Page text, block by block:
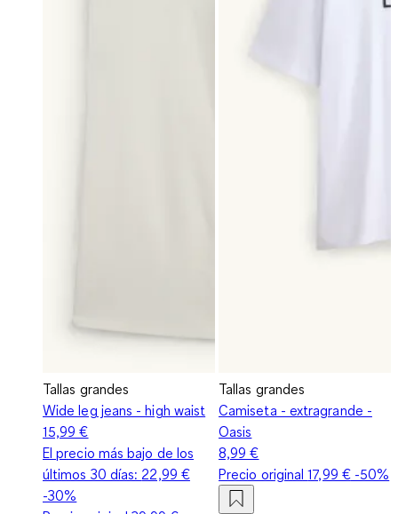
Tallas grandes
Wide leg jeans - high waist
15,99 €
El precio más bajo de los
últimos 30 días: 22,99 €
-30%
Tallas grandes
Camiseta - extragrande -
Oasis
8,99 €
Precio original17,99 €-50%